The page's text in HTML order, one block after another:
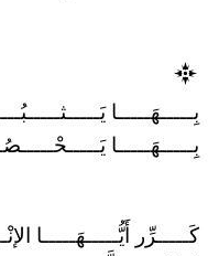
بِـــــهَـــــا
بِـــــهَـــــا
كَـــــرِّر أَيُّـــــهَـــــا